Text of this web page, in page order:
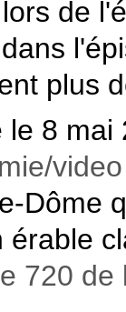
de
plus
le 8 mai
video
Dôme
720